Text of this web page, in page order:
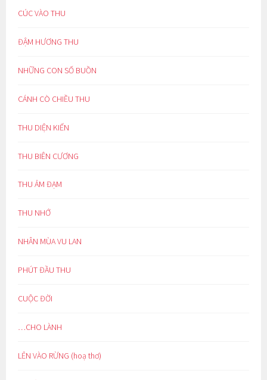
CÚC VÀO THU
ĐẬM HƯƠNG THU
NHỮNG CON SỐ BUỒN
CÁNH CÒ CHIỀU THU
THU DIỆN KIẾN
THU BIÊN CƯƠNG
THU ẢM ĐẠM
THU NHỚ
NHÂN MÙA VU LAN
PHÚT ĐẦU THU
CUỘC ĐỜI
…CHO LÀNH
LẺN VÀO RỪNG (hoạ thơ)